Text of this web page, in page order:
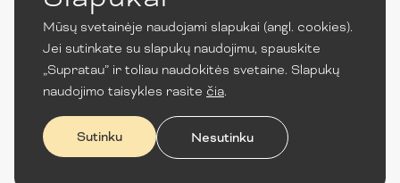
Mūsų svetainėje naudojami slapukai (angl. cookies).
Jei sutinkate su slapukų naudojimu, spauskite
„Supratau” ir toliau naudokitės svetaine. Slapukų
naudojimo taisykles rasite čia.
Sutinku Nesutinku
© 2022 UAB „Equador“. Visos teisės saugomos.
Created by Ad Fingers